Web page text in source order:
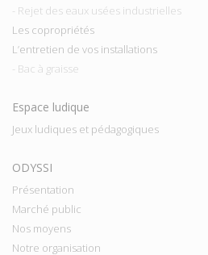
- Rejet des eaux usées industrielles
Les copropriétés
L’entretien de vos installations
- Bac à graisse
Espace ludique
Jeux ludiques et pédagogiques
ODYSSI
Présentation
Marché public
Nos moyens
Notre organisation